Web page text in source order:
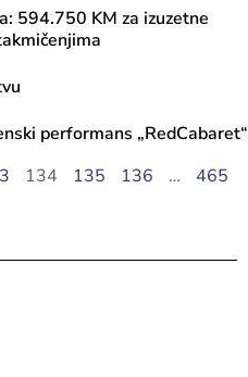
594.750 KM za izuzetne
performans „RedCabaret“
134 135 136 …
465